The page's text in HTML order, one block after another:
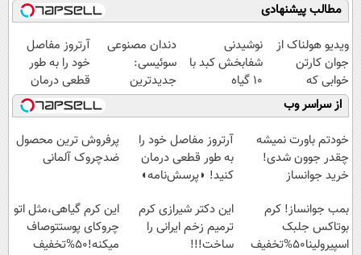
مطالب پیشنهادی
ویدیو هولناک از
جوان کارتن
خوابی که
میلیاردر شد.
آموزش رایگان
نوشیدنی
شفابخش کبد با
10 گیاه
موثر(تخفیف تا
امشب)
دندان مصنوعی
سوئیسی:
جدیدترین
فناوری اروپا،
سبک و مقاوم |
پرداخت قسطی
آرتروز مفاصل
خود را به طور
قطعی درمان
کنید!
◗پرسش‌نامه◖
از سراسر وب
خودتم باورت نمیشه
چقدر جوون شدی!
خرید جوانساز
ویژه
آرتروز مفاصل خود را
به طور قطعی درمان
کنید! ◗پرسش‌نامه◖
پرفروش ترین محصول
ضدچروک آلمانی
بمب جوانساز! کرم
بوتاکس جلبک
اسپیرولینا50%تخفیف
این دکتر شیرازی کرم
ترمیم زخم ایرانی را
ساخت!!!
این کرم گیاهی،مثل اتو
چروکای پوستتوصاف
میکنه!50%تخفیف